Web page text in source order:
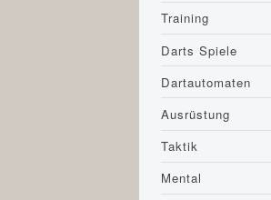
Training
Darts Spiele
Dartautomaten
Ausrüstung
Taktik
Mental